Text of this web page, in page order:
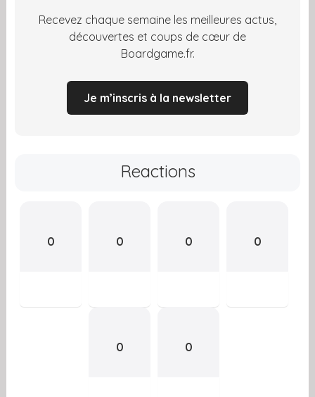
Recevez chaque semaine les meilleures actus,
découvertes et coups de cœur de
Boardgame.fr.
Je m’inscris à la newsletter
Reactions
0 0 0 0
0 0